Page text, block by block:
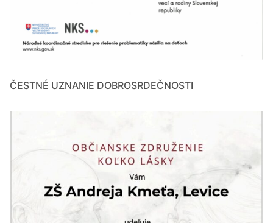
ČESTNÉ UZNANIE DOBROSRDEČNOSTI